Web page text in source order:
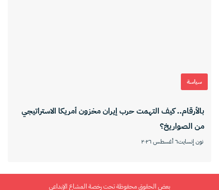
سياسة
بالأرقام.. كيف التهمت حرب إيران مخزون أمريكا الاستراتيجي
من الصواريخ؟
نون إنسايت٦ أغسطس ٢٠٢٦
بعض الحقوق محفوظة تحت رخصة المشاع الإبداعي